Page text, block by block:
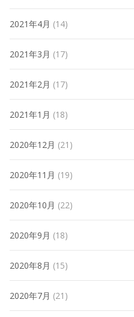
2021年4月 (14)
2021年3月 (17)
2021年2月 (17)
2021年1月 (18)
2020年12月 (21)
2020年11月 (19)
2020年10月 (22)
2020年9月 (18)
2020年8月 (15)
2020年7月 (21)